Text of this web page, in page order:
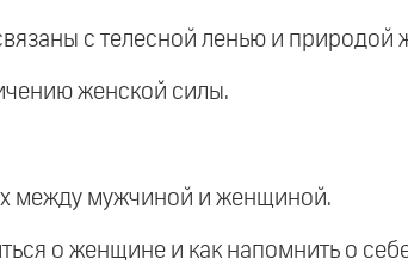
с телесной ленью и
женской силы.
между мужчиной и женщиной.
о женщине и как напомнить о